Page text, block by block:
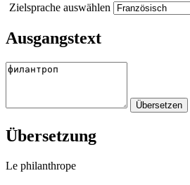
Zielsprache auswählen
Ausgangstext
Übersetzung
Le philanthrope